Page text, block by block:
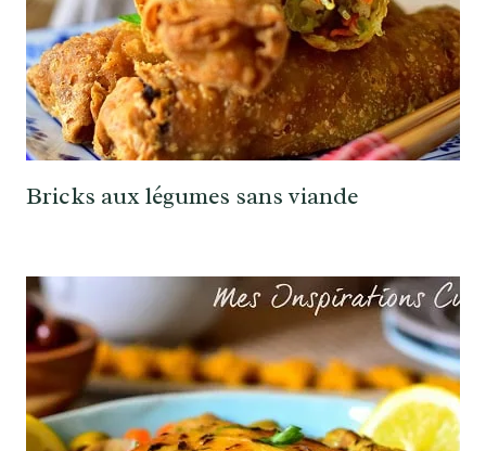
Bricks aux légumes sans viande